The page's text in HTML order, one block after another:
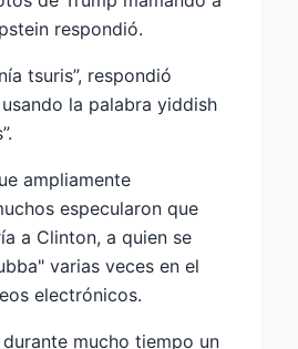
respondió.
tsuris”, respondió
la palabra yiddish
ampliamente
especularon que
a Clinton, a quien se
varias veces en el
electrónicos.
durante mucho tiempo un